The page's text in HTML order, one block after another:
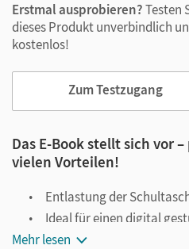
Erstmal ausprobieren?Testen
dieses Produkt unverbindlich
kostenlos!
Zum Testzugang
Das E-Book stellt sich vor
vielen Vorteilen!
Entlastung der
Ideal für einen digital
Notiz- und
Mehr lesen